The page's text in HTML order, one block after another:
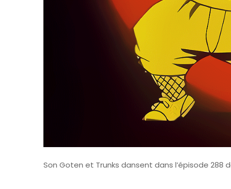
Son Goten et Trunks dansent dans l’épisode